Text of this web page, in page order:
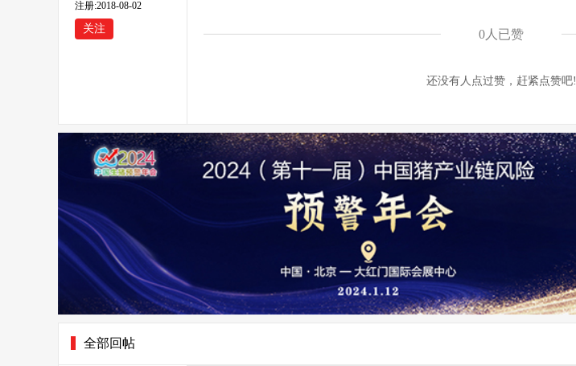
注册:2018-08-02
关注 0 人已赞
还没有人点过赞，赶紧点赞吧!
全部回帖